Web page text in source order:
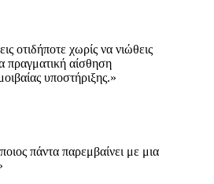
οτιδήποτε χωρίς να νιώθεις
πραγματική αίσθηση
υποστήριξης.»
πάντα παρεμβαίνει με μια